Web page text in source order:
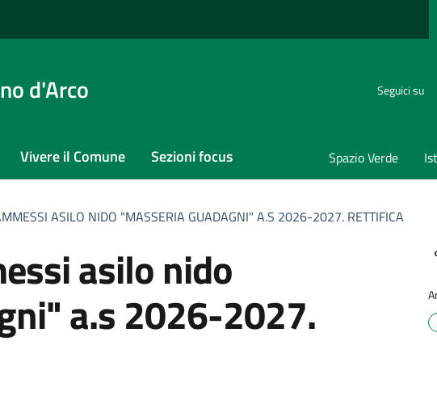
d'Arco Seguici su
Vivere il Comune Sezioni focus Spazio Verde
ASILO NIDO "MASSERIA GUADAGNI" A.S 2026-2027. RETTIFICA
a.s 2026-2027.